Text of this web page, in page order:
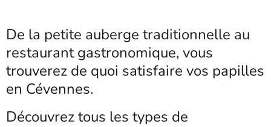
De la petite auberge traditionnelle au
restaurant gastronomique, vous
trouverez de quoi satisfaire vos papilles
en Cévennes.
Découvrez tous les types de